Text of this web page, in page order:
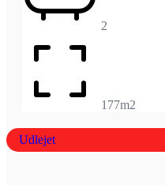
2
177m2
Udlejet